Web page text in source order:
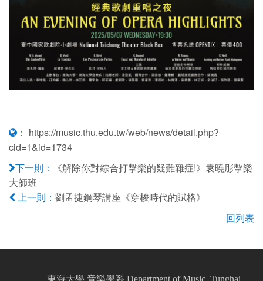
： https://music.thu.edu.tw/web/news/detail.php?
cid=1&id=1734
下一則：
《解除你對綜合打擊樂的疑難雜症!》袁曉彤擊樂
大師班
上一則： 劉孟捷鋼琴講座《穿梭時代的賦格》
回列表
東海大學 音樂學系 Department of Music, Tunghai